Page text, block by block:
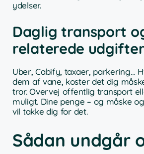
ydelser.
Daglig transport
relaterede udgifter
Uber, Cabify, taxaer, parkering…
dem af vane, koster det dig
tror. Overvej offentlig transport
muligt. Dine penge – og måske
vil takke dig for det.
Sådan undgår